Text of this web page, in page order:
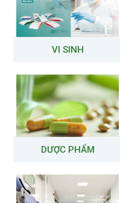
VI SINH
DƯỢC PHẨM